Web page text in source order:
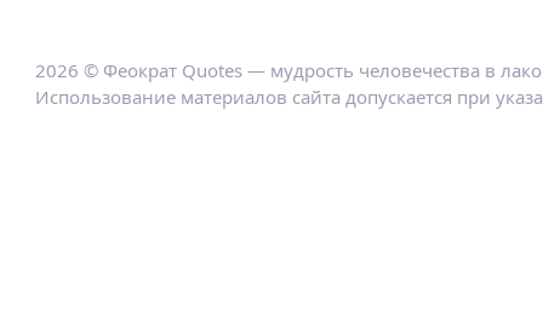
2026 © Феократ Quotes — мудрость человечества в
Использование материалов сайта допускается при